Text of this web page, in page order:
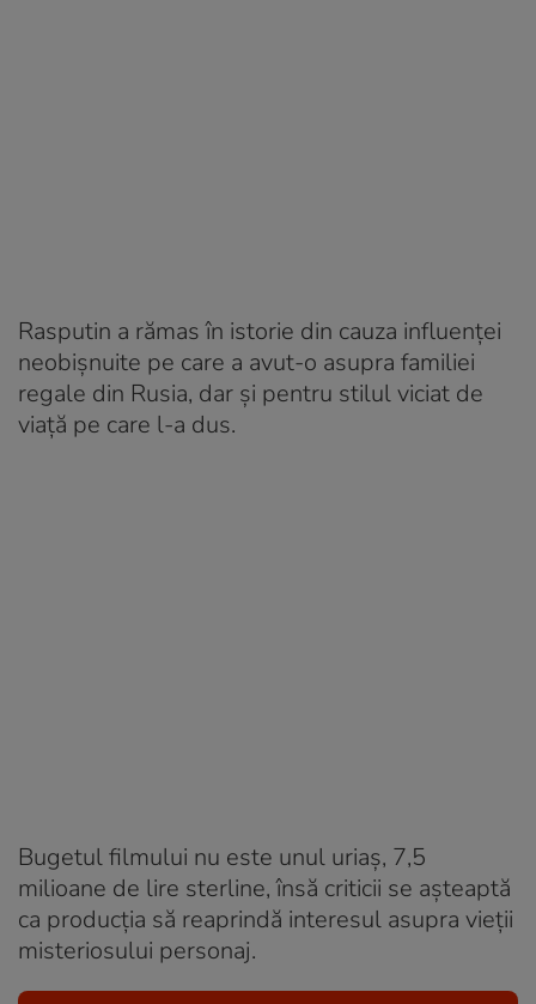
Rasputin a rămas în istorie din cauza influenţei
neobişnuite pe care a avut-o asupra familiei
regale din Rusia, dar şi pentru stilul viciat de
viaţă pe care l-a dus.
Bugetul filmului nu este unul uriaş, 7,5
milioane de lire sterline, însă criticii se aşteaptă
ca producţia să reaprindă interesul asupra vieţii
misteriosului personaj.